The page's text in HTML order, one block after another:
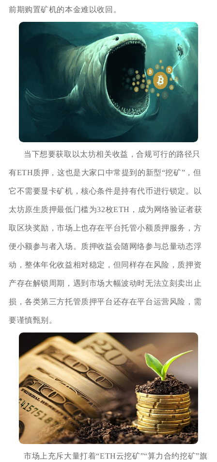
前期购置矿机的本金难以收回。
当下想要获取以太坊相关收益，合规可行的路径只
有ETH质押，这也是大家口中常提到的新型“挖矿”，但
它不需要显卡矿机，核心条件是持有代币进行锁定。以
太坊原生质押最低门槛为32枚ETH，成为网络验证者获
取区块奖励，市场上也存在平台托管小额质押服务，方
便小额参与者入场。质押收益会随网络参与总量动态浮
动，整体年化收益相对稳定，但同样存在风险，质押资
产存在解锁周期，遇到市场大幅波动时无法立刻卖出止
损，各类第三方托管质押平台还存在平台运营风险，需
要谨慎甄别。
市场上充斥大量打着“ETH云挖矿”“算力合约挖矿”旗